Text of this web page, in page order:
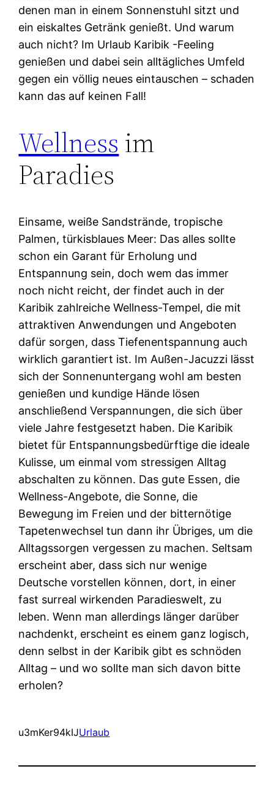
denen man in einem Sonnenstuhl sitzt und
ein eiskaltes Getränk genießt. Und warum
auch nicht? Im Urlaub Karibik -Feeling
genießen und dabei sein alltägliches Umfeld
gegen ein völlig neues eintauschen – schaden
kann das auf keinen Fall!
Wellness im
Paradies
Einsame, weiße Sandstrände, tropische
Palmen, türkisblaues Meer: Das alles sollte
schon ein Garant für Erholung und
Entspannung sein, doch wem das immer
noch nicht reicht, der findet auch in der
Karibik zahlreiche Wellness-Tempel, die mit
attraktiven Anwendungen und Angeboten
dafür sorgen, dass Tiefenentspannung auch
wirklich garantiert ist. Im Außen-Jacuzzi lässt
sich der Sonnenuntergang wohl am besten
genießen und kundige Hände lösen
anschließend Verspannungen, die sich über
viele Jahre festgesetzt haben. Die Karibik
bietet für Entspannungsbedürftige die ideale
Kulisse, um einmal vom stressigen Alltag
abschalten zu können. Das gute Essen, die
Wellness-Angebote, die Sonne, die
Bewegung im Freien und der bitternötige
Tapetenwechsel tun dann ihr Übriges, um die
Alltagssorgen vergessen zu machen. Seltsam
erscheint aber, dass sich nur wenige
Deutsche vorstellen können, dort, in einer
fast surreal wirkenden Paradieswelt, zu
leben. Wenn man allerdings länger darüber
nachdenkt, erscheint es einem ganz logisch,
denn selbst in der Karibik gibt es schnöden
Alltag – und wo sollte man sich davon bitte
erholen?
u3mKer94kIJUrlaub